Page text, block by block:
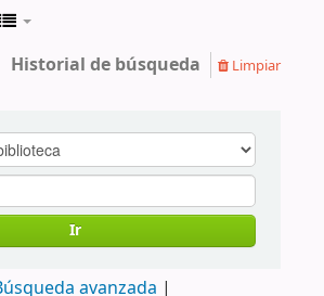
Historial de búsqueda Limpiar
Ir
avanzada